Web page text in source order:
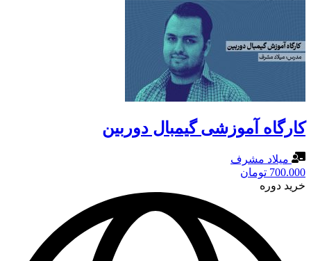
کارگاه آموزشی گیمبال دوربین
میلاد مشرف
700.000 تومان
خرید دوره